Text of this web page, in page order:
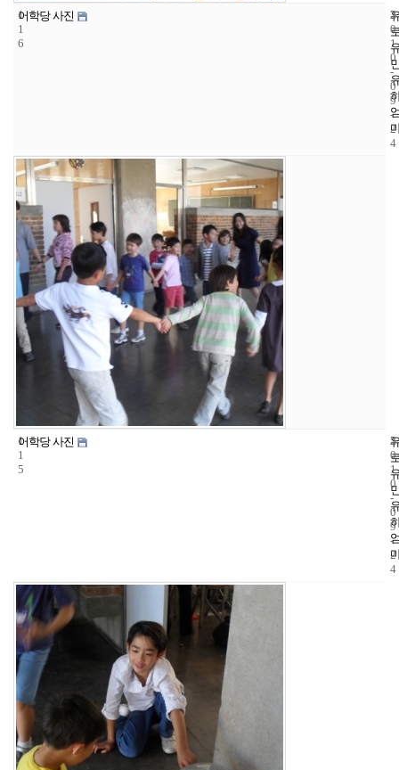
1
1
6
어학당 사진 3
2
0
1
0
-
0
9
-
2
4
1
1
5
어학당 사진 5
2
0
1
0
-
0
9
-
2
4